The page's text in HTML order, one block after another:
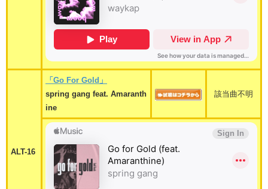
ALT-16
「Go For Gold」
spring gang feat. Amaranth
ine
該当曲不明